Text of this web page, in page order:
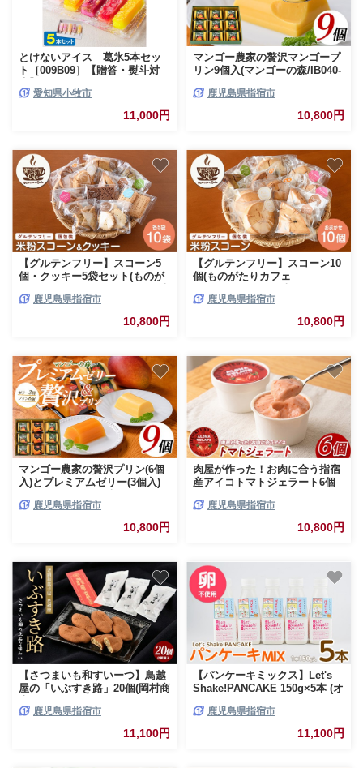
とけないアイス 葛氷5本セッ
ト［009B09］【贈答・熨斗対
愛知県小牧市
11,000円
マンゴー農家の贅沢マンゴープ
リン9個入(マンゴーの森/IB040-
鹿児島県指宿市
10,800円
【グルテンフリー】スコーン5
個・クッキー5袋セット(ものが
粉 スコーン クッキー セット 詰
め合わせ 焼き菓子 お菓子 カフ
鹿児島県指宿市
10,800円
【グルテンフリー】スコーン10
個(ものがたりカフェ
ン セット 詰め合わせ 焼き菓子
お菓子 カフェ スイーツ プレー
鹿児島県指宿市
10,800円
マンゴー農家の贅沢プリン(6個
入)とプレミアムゼリー(3個入)
006) マンゴー プリン マンゴー
プリン ゼリー マンゴーゼリー
常温 贈答 お土産 農家 自家栽培
県産 鹿児島産 いぶすき
鹿児島県指宿市
10,800円
肉屋が作った！お肉に合う指宿
産アイコトマトジェラート6個
イス デザート トマト
鹿児島県指宿市
10,800円
【さつまいも和すいーつ】鳥越
屋の「いぶすき路」20個(岡村商
鹿児島県指宿市
11,100円
【パンケーキミックス】Let's
Shake!PANCAKE 150g×5本 (オ
簡単 料理 子ども 子育て アウト
ドア キャンプ おやつ スイーツ
食育 卵不使用 アルミフリー
鹿児島県指宿市
11,100円